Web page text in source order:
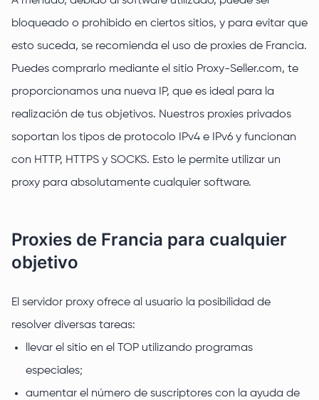
bloqueado o prohibido en ciertos sitios, y para evitar que
esto suceda, se recomienda el uso de proxies de Francia.
Puedes comprarlo mediante el sitio Proxy-Seller.com, te
proporcionamos una nueva IP, que es ideal para la
realización de tus objetivos. Nuestros proxies privados
soportan los tipos de protocolo IPv4 e IPv6 y funcionan
con HTTP, HTTPS y SOCKS. Esto le permite utilizar un
proxy para absolutamente cualquier software.
Proxies de Francia para cualquier
objetivo
El servidor proxy ofrece al usuario la posibilidad de
resolver diversas tareas:
llevar el sitio en el TOP utilizando programas
especiales;
aumentar el número de suscriptores con la ayuda de